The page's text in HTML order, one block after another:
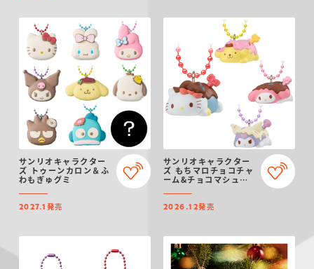
サンリオキャラクター
ズ トゥーンカロン＆ふ
わもぎゅグミ
2027.1 発売
サンリオキャラクター
ズ もちマロチョコチャ
ーム&チョコマシュマ
2026.12発売